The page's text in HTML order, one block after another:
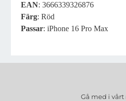
EAN: 3666339326876
Färg: Röd
Passar: iPhone 16 Pro Max
Gå med i